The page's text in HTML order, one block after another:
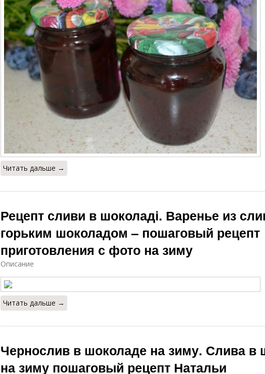
Читать дальше →
Рецепт сливи в шоколаді. Варенье из
горьким шоколадом – пошаговый рецепт
приготовления с фото на зиму
Описание
Читать дальше →
Чернослив в шоколаде на зиму. Слива в
на зиму пошаговый рецепт Натальи